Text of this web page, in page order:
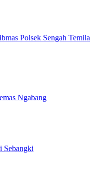
Polsek Sengah Temila
Ngabang
Sebangki